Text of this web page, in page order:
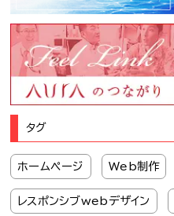
タグ
ホームページ Web制作
レスポンシブwebデザイン